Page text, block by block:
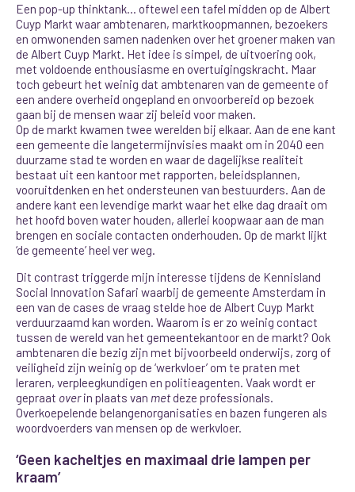
Een pop-up thinktank… oftewel een tafel midden op de Albert
Cuyp Markt waar ambtenaren, marktkoopmannen, bezoekers
en omwonenden samen nadenken over het groener maken van
de Albert Cuyp Markt. Het idee is simpel, de uitvoering ook,
met voldoende enthousiasme en overtuigingskracht. Maar
toch gebeurt het weinig dat ambtenaren van de gemeente of
een andere overheid ongepland en onvoorbereid op bezoek
gaan bij de mensen waar zij beleid voor maken.
Op de markt kwamen twee werelden bij elkaar. Aan de ene kant
een gemeente die langetermijnvisies maakt om in 2040 een
duurzame stad te worden en waar de dagelijkse realiteit
bestaat uit een kantoor met rapporten, beleidsplannen,
vooruitdenken en het ondersteunen van bestuurders. Aan de
andere kant een levendige markt waar het elke dag draait om
het hoofd boven water houden, allerlei koopwaar aan de man
brengen en sociale contacten onderhouden. Op de markt lijkt
‘de gemeente’ heel ver weg.
Dit contrast triggerde mijn interesse tijdens de Kennisland
Social Innovation Safari waarbij de gemeente Amsterdam in
een van de cases de vraag stelde hoe de Albert Cuyp Markt
verduurzaamd kan worden. Waarom is er zo weinig contact
tussen de wereld van het gemeentekantoor en de markt? Ook
ambtenaren die bezig zijn met bijvoorbeeld onderwijs, zorg of
veiligheid zijn weinig op de ‘werkvloer’ om te praten met
leraren, verpleegkundigen en politieagenten. Vaak wordt er
gepraat overin plaats van metdeze professionals.
Overkoepelende belangenorganisaties en bazen fungeren als
woordvoerders van mensen op de werkvloer.
‘Geen kacheltjes en maximaal drie lampen per
kraam’